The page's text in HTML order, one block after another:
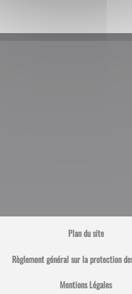
Plan du site
Règlement général sur la protection
Mentions Légales